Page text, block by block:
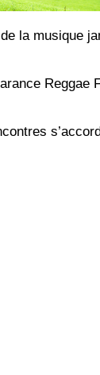
la musique
Reggae